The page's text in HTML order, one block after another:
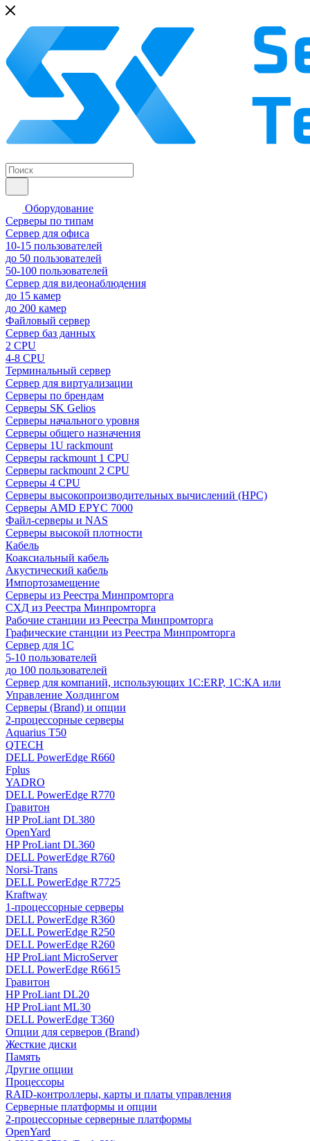
Оборудование
Серверы по типам
Сервер для офиса
10-15 пользователей
до 50 пользователей
50-100 пользователей
Сервер для видеонаблюдения
до 15 камер
до 200 камер
Файловый сервер
Сервер баз данных
2 CPU
4-8 CPU
Терминальный сервер
Сервер для виртуализации
Серверы по брендам
Серверы SK Gelios
Серверы начального уровня
Серверы общего назначения
Серверы 1U rackmount
Серверы rackmount 1 CPU
Серверы rackmount 2 CPU
Серверы 4 CPU
Серверы высокопроизводительных вычислений (HPC)
Серверы AMD EPYC 7000
Файл-серверы и NAS
Серверы высокой плотности
Кабель
Коаксиальный кабель
Акустический кабель
Импортозамещение
Серверы из Реестра Минпромторга
СХД из Реестра Минпромторга
Рабочие станции из Реестра Минпромторга
Графические станции из Реестра Минпромторга
Сервер для 1С
5-10 пользователей
до 100 пользователей
Сервер для компаний, использующих 1C:ERP, 1С:КА или
Управление Холдингом
Серверы (Brand) и опции
2-процессорные серверы
Aquarius T50
QTECH
DELL PowerEdge R660
Fplus
YADRO
DELL PowerEdge R770
Гравитон
HP ProLiant DL380
OpenYard
HP ProLiant DL360
DELL PowerEdge R760
Norsi-Trans
DELL PowerEdge R7725
Kraftway
1-процессорные серверы
DELL PowerEdge R360
DELL PowerEdge R250
DELL PowerEdge R260
HP ProLiant MicroServer
DELL PowerEdge R6615
Гравитон
HP ProLiant DL20
HP ProLiant ML30
DELL PowerEdge T360
Опции для серверов (Brand)
Жесткие диски
Память
Другие опции
Процессоры
RAID-контроллеры, карты и платы управления
Серверные платформы и опции
2-процессорные серверные платформы
OpenYard